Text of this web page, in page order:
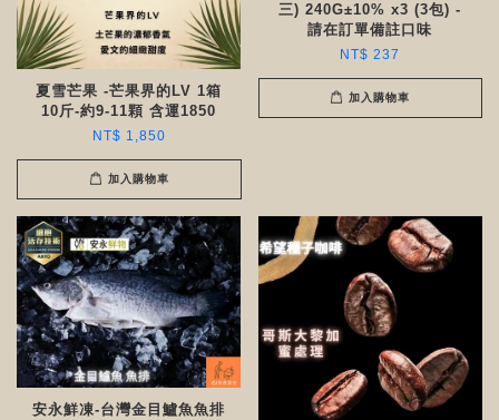
夏雪芒果 -芒果界的LV 1箱
10斤-約9-11顆 含運1850
NT$ 1,850
加入購物車
三) 240G±10% x3 (3包) -
請在訂單備註口味
NT$ 237
加入購物車
安永鮮凍-台灣金目鱸魚魚排